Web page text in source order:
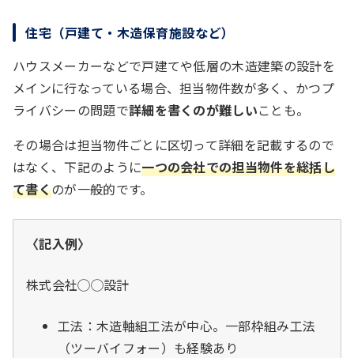
住宅（戸建て・木造保育施設など）
ハウスメーカーなどで戸建てや低層の木造建築の設計を
メインに行なっている場合、担当物件数が多く、かつプ
ライバシーの問題で詳細を書くのが難しいことも。
その場合は担当物件ごとに区切って詳細を記載するので
はなく、下記のように一つの会社での担当物件を総括し
て書くのが一般的です。
〈記入例〉
株式会社◯◯設計
工法：木造軸組工法が中心。一部枠組み工法
（ツーバイフォー）も経験あり